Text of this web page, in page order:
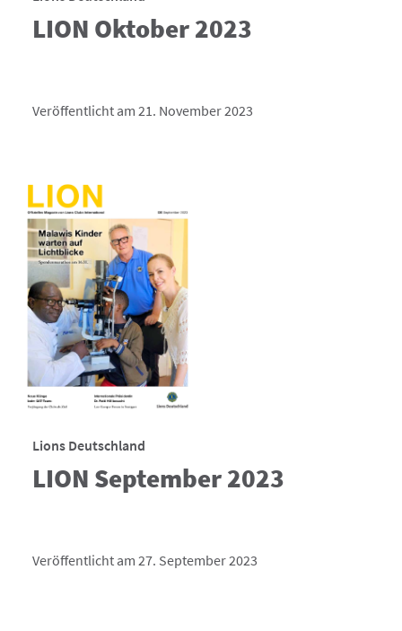
LION Oktober 2023
Veröffentlicht am 21. November 2023
Lions Deutschland
LION September 2023
Veröffentlicht am 27. September 2023